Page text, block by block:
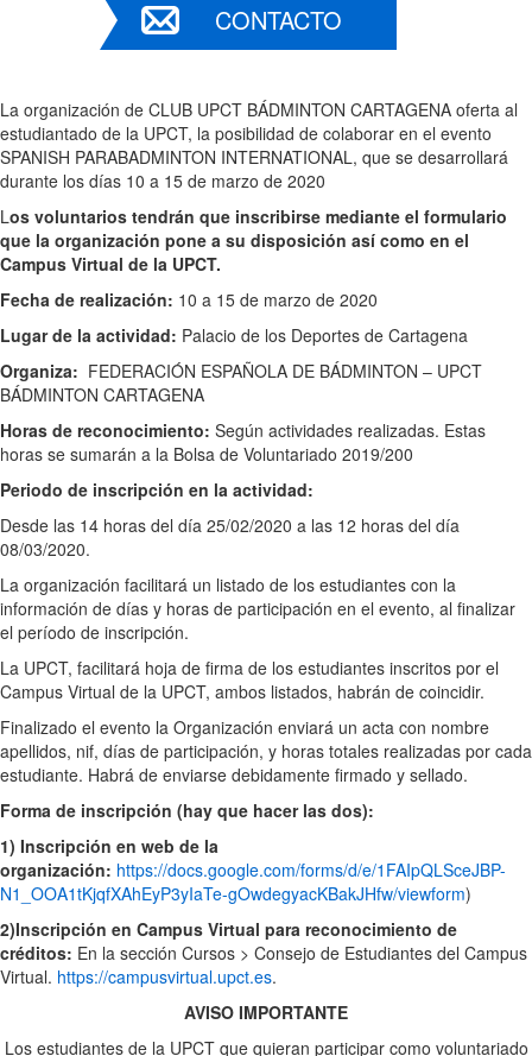
CONTACTO
La organización de CLUB UPCT BÁDMINTON CARTAGENA oferta al
estudiantado de la UPCT, la posibilidad de colaborar en el evento
SPANISH PARABADMINTON INTERNATIONAL, que se desarrollará
durante los días 10 a 15 de marzo de 2020
Los voluntarios tendrán que inscribirse mediante el formulario
que la organización pone a su disposición así como en el
Campus Virtual de la UPCT.
Fecha de realización: 10 a 15 de marzo de 2020
Lugar de la actividad: Palacio de los Deportes de Cartagena
Organiza: FEDERACIÓN ESPAÑOLA DE BÁDMINTON – UPCT
BÁDMINTON CARTAGENA
Horas de reconocimiento: Según actividades realizadas. Estas
horas se sumarán a la Bolsa de Voluntariado 2019/200
Periodo de inscripción en la actividad:
Desde las 14 horas del día 25/02/2020 a las 12 horas del día
08/03/2020.
La organización facilitará un listado de los estudiantes con la
información de días y horas de participación en el evento, al finalizar
el período de inscripción.
La UPCT, facilitará hoja de firma de los estudiantes inscritos por el
Campus Virtual de la UPCT, ambos listados, habrán de coincidir.
Finalizado el evento la Organización enviará un acta con nombre
apellidos, nif, días de participación, y horas totales realizadas por cada
estudiante. Habrá de enviarse debidamente firmado y sellado.
Forma de inscripción (hay que hacer las dos):
1) Inscripción en web de la
organización: https://docs.google.com/forms/d/e/1FAIpQLSceJBP-
N1_OOA1tKjqfXAhEyP3yIaTe-gOwdegyacKBakJHfw/viewform)
2)Inscripción en Campus Virtual para reconocimiento de
créditos: En la sección Cursos > Consejo de Estudiantes del Campus
Virtual. https://campusvirtual.upct.es.
AVISO IMPORTANTE
Los estudiantes de la UPCT que quieran participar como voluntariado